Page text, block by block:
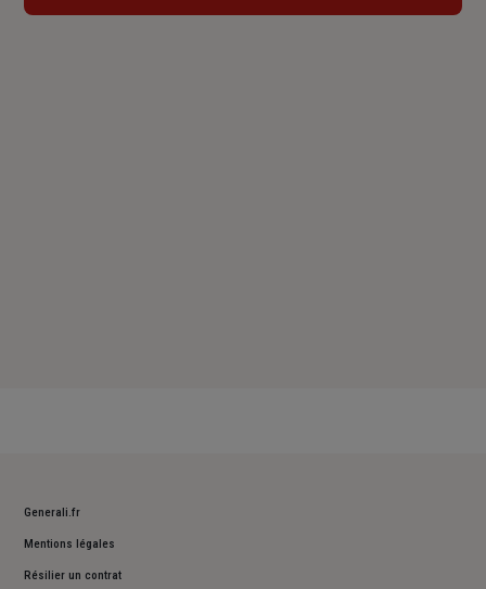
Generali.fr
Mentions légales
Résilier un contrat